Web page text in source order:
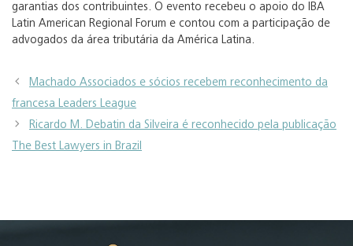
garantias dos contribuintes. O evento recebeu o apoio do IBA
Latin American Regional Forum e contou com a participação de
advogados da área tributária da América Latina.
Machado Associados e sócios recebem reconhecimento da
francesa Leaders League
Ricardo M. Debatin da Silveira é reconhecido pela publicação
The Best Lawyers in Brazil